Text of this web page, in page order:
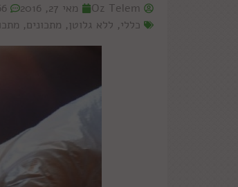
Oz Telem מאי 27, 2016
66
כללי, ללא גלוטן, מתכונים,